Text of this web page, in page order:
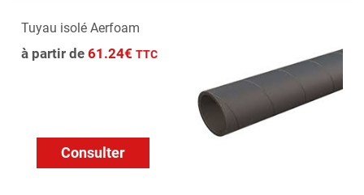
Tuyau isolé Aerfoam
à partir de 61.24€ TTC
Consulter